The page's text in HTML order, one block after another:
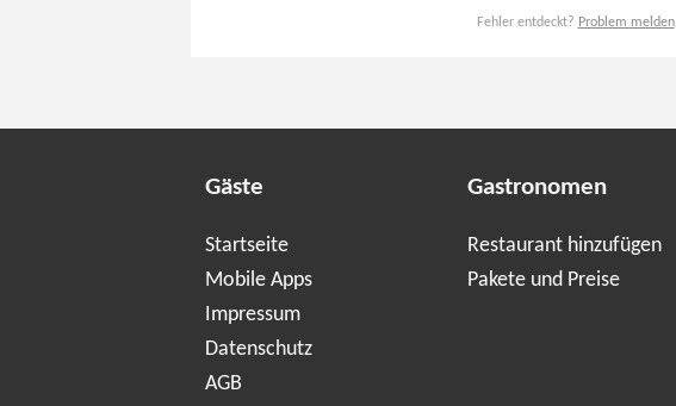
Fehler entdeckt? Problem melden
Gäste
Startseite
Mobile Apps
Impressum
Datenschutz
AGB
Gastronomen
Restaurant hinzufügen
Pakete und Preise